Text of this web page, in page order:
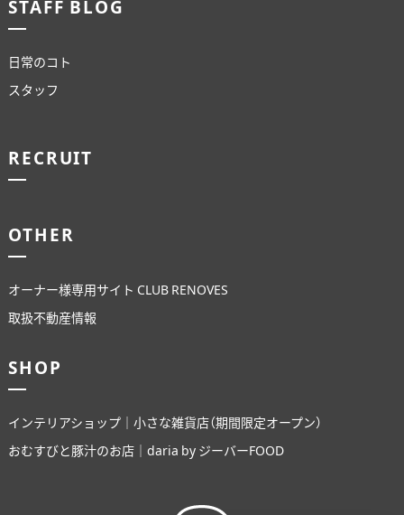
STAFF BLOG
日常のコト
スタッフ
RECRUIT
OTHER
オーナー様専用サイト CLUB RENOVES
取扱不動産情報
SHOP
インテリアショップ｜小さな雑貨店（期間限定オープン）
おむすびと豚汁のお店｜daria by ジーバーFOOD